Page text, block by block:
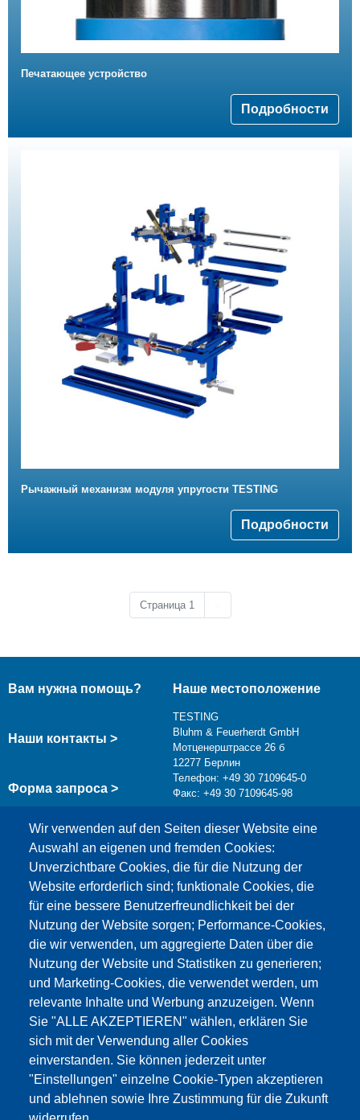
Печатающее устройство
Подробности
Рычажный механизм модуля упругости TESTING
Подробности
Страница 1
Wir verwenden auf den Seiten dieser Website eine
Auswahl an eigenen und fremden Cookies:
Unverzichtbare Cookies, die für die Nutzung der
Website erforderlich sind; funktionale Cookies, die
für eine bessere Benutzerfreundlichkeit bei der
Nutzung der Website sorgen; Performance-Cookies,
die wir verwenden, um aggregierte Daten über die
Nutzung der Website und Statistiken zu generieren;
und Marketing-Cookies, die verwendet werden, um
relevante Inhalte und Werbung anzuzeigen. Wenn
Sie "ALLE AKZEPTIEREN" wählen, erklären Sie
sich mit der Verwendung aller Cookies
einverstanden. Sie können jederzeit unter
"Einstellungen" einzelne Cookie-Typen akzeptieren
und ablehnen sowie Ihre Zustimmung für die Zukunft
Вам нужна помощь?
Наши контакты >
Форма запроса >
Наше местоположение
TESTING
Bluhm & Feuerherdt GmbH
Мотценерштрассе 26 б
12277 Берлин
Телефон: +49 30 7109645-0
Факс: +49 30 7109645-98
info@testing.de
Этот материал заблокирован, потому что
файлы cookie Google Maps не были приняты.
НЕОБХОДИМО ПРИНЯТЬ ТОЛЬКО
ФАЙЛЫ COOKIE GOOGLE MAPS.
Alle Cookies akzeptieren